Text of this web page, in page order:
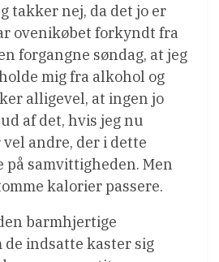
takker nej, da det jo er
ovenikøbet forkyndt fra
forgangne søndag, at jeg
mig fra alkohol og
alligevel, at ingen jo
af det, hvis jeg nu
andre, der i dette
på samvittigheden. Men
kalorier passere.
barmhjertige
de indsatte kaster sig